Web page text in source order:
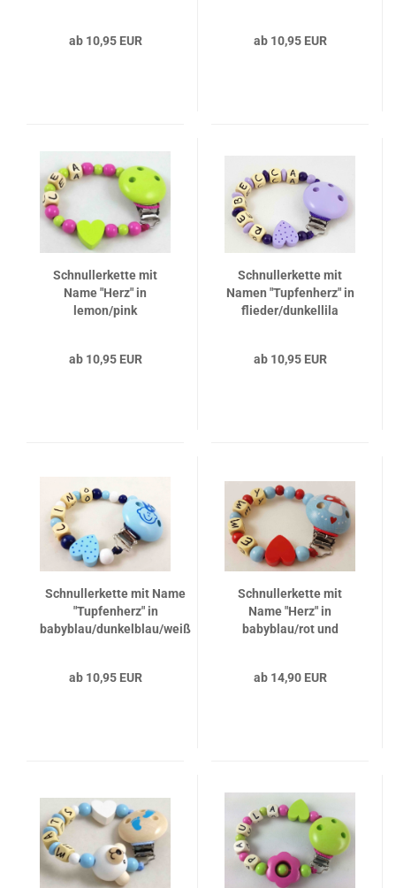
ab 10,95 EUR ab 10,95 EUR
Schnullerkette mit
Name "Herz" in
lemon/pink
ab 10,95 EUR
Schnullerkette mit
Namen "Tupfenherz" in
flieder/dunkellila
ab 10,95 EUR
Schnullerkette mit Name
"Tupfenherz" in
babyblau/dunkelblau/weiß
ab 10,95 EUR
Schnullerkette mit
Name "Herz" in
babyblau/rot und
ab 14,90 EUR